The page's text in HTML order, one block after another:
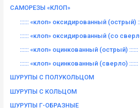
САМОРЕЗЫ «КЛОП»
:::::: «клоп» оксидированный (острый)
:::::: «клоп» оксидированный (со
:::::: «клоп» оцинкованный (острый) ::::::
:::::: «клоп» оцинкованный (сверло) ::::::
ШУРУПЫ С ПОЛУКОЛЬЦОМ
ШУРУПЫ С КОЛЬЦОМ
ШУРУПЫ Г-ОБРАЗНЫЕ